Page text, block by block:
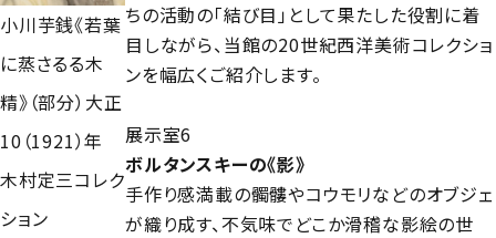
小川芋銭《若葉
に蒸さるる木
精》（部分）大正
10（1921）年
木村定三コレク
ション
ちの活動の「結び目」として果たした役割に着
目しながら、当館の20世紀西洋美術コレクショ
ンを幅広くご紹介します。
展示室6
ボルタンスキーの《影》
手作り感満載の髑髏やコウモリなどのオブジェ
が織り成す、不気味でどこか滑稽な影絵の世